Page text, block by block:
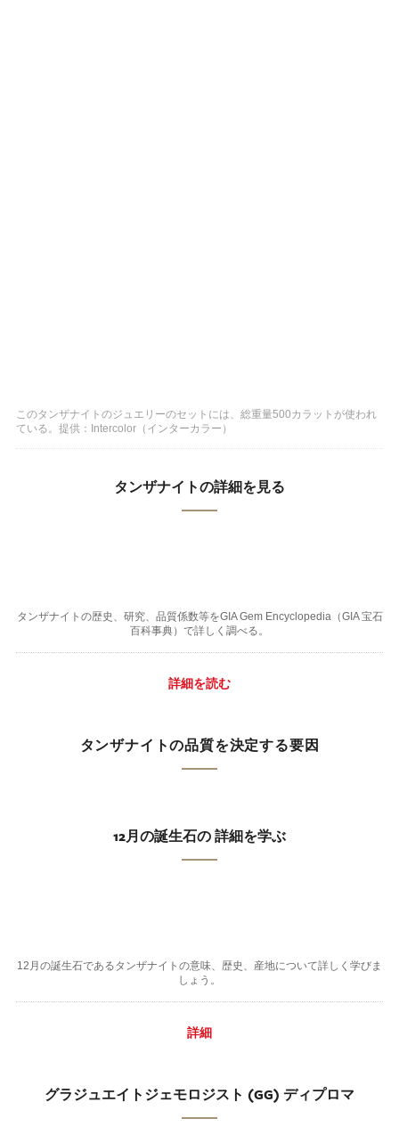
このタンザナイトのジュエリーのセットには、総重量500カラットが使われ
ている。提供：Intercolor（インターカラー）
タンザナイトの詳細を見る
タンザナイトの歴史、研究、品質係数等をGIA Gem Encyclopedia（GIA 宝石
百科事典）で詳しく調べる。
詳細を読む
タンザナイトの品質を決定する要因
12月の誕生石の 詳細を学ぶ
12月の誕生石であるタンザナイトの意味、歴史、産地について詳しく学びま
しょう。
詳細
グラジュエイトジェモロジスト (GG) ディプロマ